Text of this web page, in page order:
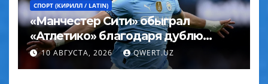
СПОРТ (КИРИЛЛ / LATIN)
«Манчестер Сити» обыграл
«Атлетико» благодаря дублю
Мармуша за две минуты
10 АВГУСТА, 2026 QWERT.UZ